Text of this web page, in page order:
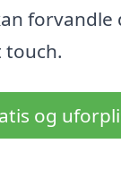
forvandle
touch.
og